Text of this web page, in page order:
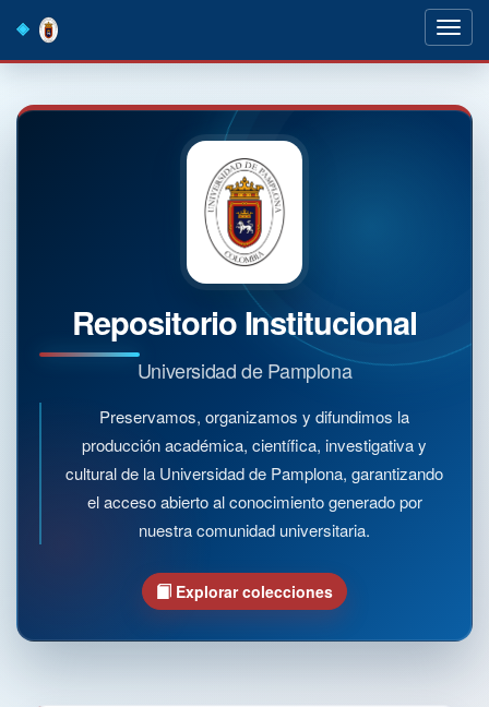
navigation
Repositorio Institucional
Universidad de Pamplona
Preservamos, organizamos y difundimos la
producción académica, científica, investigativa y
cultural de la Universidad de Pamplona, garantizando
el acceso abierto al conocimiento generado por
nuestra comunidad universitaria.
Explorar colecciones